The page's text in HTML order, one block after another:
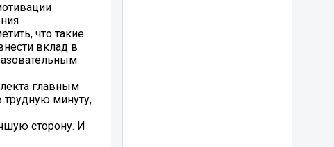
что такие
вклад в
главным
трудную минуту,
сторону. И